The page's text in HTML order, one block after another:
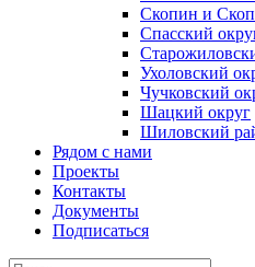
Скопин и
Спасский
Ухоловский
Чучковский
Шацкий округ
Шиловский
Рядом с нами
Проекты
Контакты
Документы
Подписаться